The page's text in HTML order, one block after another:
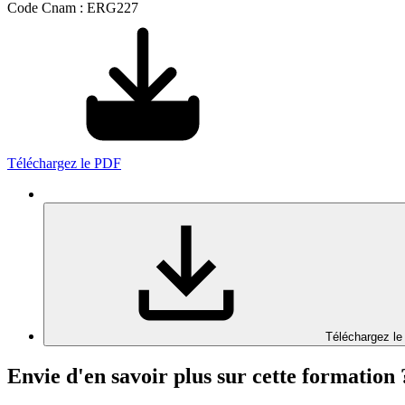
Code Cnam : ERG227
Téléchargez le PDF
Téléchargez le
Envie d'en savoir plus sur cette formation